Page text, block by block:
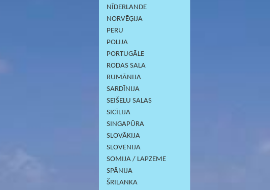
NĪDERLANDE
NORVĒĢIJA
PERU
POLIJA
PORTUGĀLE
RODAS SALA
RUMĀNIJA
SARDĪNIJА
SEIŠELU SALAS
SICĪLIJA
SINGAPŪRA
SLOVĀKIJA
SLOVĒNIJA
SOMIJA / LAPZEME
SPĀNIJA
ŠRILANKA